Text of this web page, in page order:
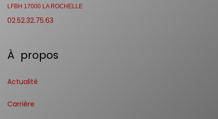
LFBH 17000 LA ROCHELLE
02.52.32.75.63
À propos
Actualité
Carrière